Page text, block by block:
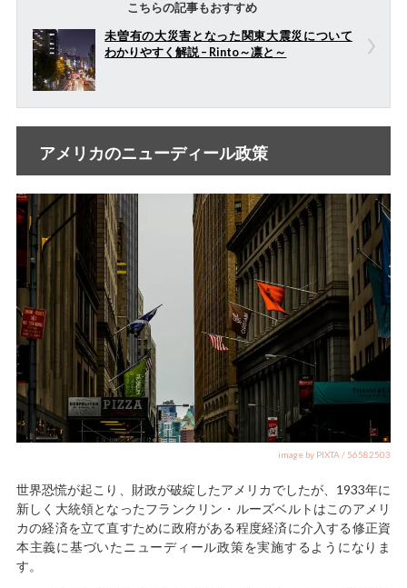
こちらの記事もおすすめ
未曽有の大災害となった関東大震災について
わかりやすく解説 – Rinto～凛と～
アメリカのニューディール政策
image by PIXTA / 56582503
世界恐慌が起こり、財政が破綻したアメリカでしたが、1933年に
新しく大統領となったフランクリン・ルーズベルトはこのアメリ
カの経済を立て直すために政府がある程度経済に介入する修正資
本主義に基づいたニューディール政策を実施するようになりま
す。